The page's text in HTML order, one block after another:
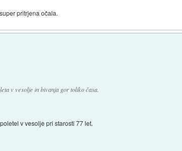
pritrjena očala.
v vesolje in bivanja gor toliko časa.
v vesolje pri starosti 77 let.